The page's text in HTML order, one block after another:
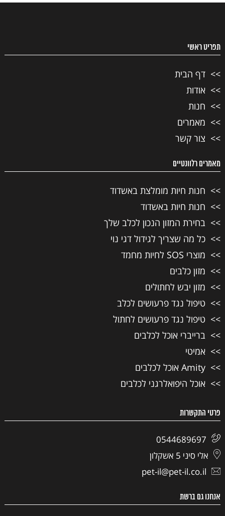
תפריט ראשי
דף הבית
אודות
חנות
מאמרים
צור קשר
מאמרים רלוונטיים
חנות חיות מומלצת באשדוד
חנות חיות באשדוד
בחירת המזון הנכון לכלב שלך
כל מה שצריך לגידול דגי נוי
מוצרי SOS לחיות מחמד
מזון כלבים
מזון יבש לחתולים
טיפול נגד פרעושים לכלב
טיפול נגד פרעושים לחתול
ברייברי אוכל לכלבים
אמיטי
Amity אוכל לכלבים
אוכל היפואלרגני לכלבים
פרטי התקשרות
0544689697
אלי סיני 5 אשקלון
pet-il@pet-il.co.il
אנחנו גם ברשת